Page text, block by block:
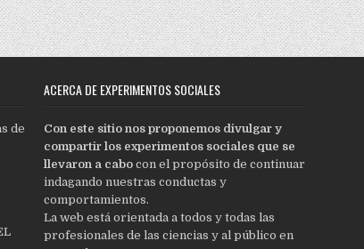
de
ACERCA DE EXPERIMENTOS SOCIALES
Con este sitio nos proponemos divulgar y
compartir los experimentos sociales que se
llevaron a cabocon el propósito de continuar
indagando nuestras conductas y
comportamientos.
La web está orientada a todos y todas las
profesionales de las ciencias y al público en